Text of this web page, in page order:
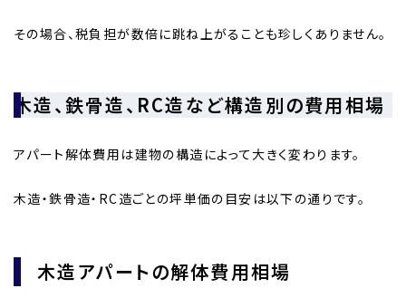
その場合、税負担が数倍に跳ね上がることも珍しくありません。
木造、鉄骨造、RC造など構造別の費用相場
アパート解体費用は建物の構造によって大きく変わります。
木造・鉄骨造・RC造ごとの坪単価の目安は以下の通りです。
木造アパートの解体費用相場